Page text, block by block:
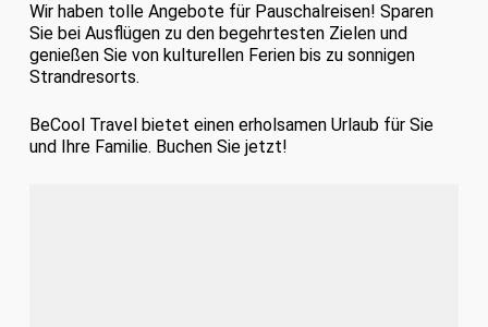
Wir haben tolle Angebote für Pauschalreisen! Sparen
Sie bei Ausflügen zu den begehrtesten Zielen und
genießen Sie von kulturellen Ferien bis zu sonnigen
Strandresorts.
BeCool Travel bietet einen erholsamen Urlaub für Sie
und Ihre Familie. Buchen Sie jetzt!